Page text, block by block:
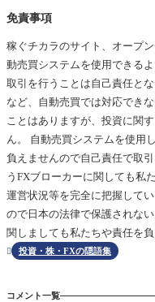
免責事項
稼ぐチカラのサイト、オープ
動売買システムを使用できる
取引を行うことは自己責任と
など、自動売買では対応でき
ことはありますが、投資に関
ん。 自動売買システムを使用
負えませんので自己責任で取
うFXブローカーに関しても私
運営状況等を完全に把握して
ので日本の法律で保護されな
関しましても私たちや責任を
 投資・株・FXの隠語集
コメント一覧